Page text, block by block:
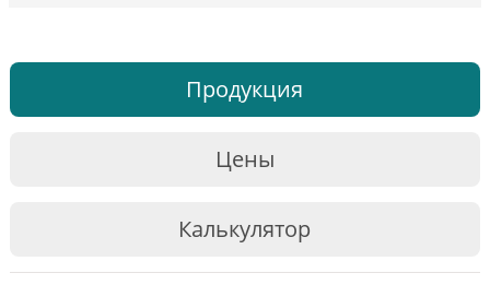
Продукция
Цены
Калькулятор